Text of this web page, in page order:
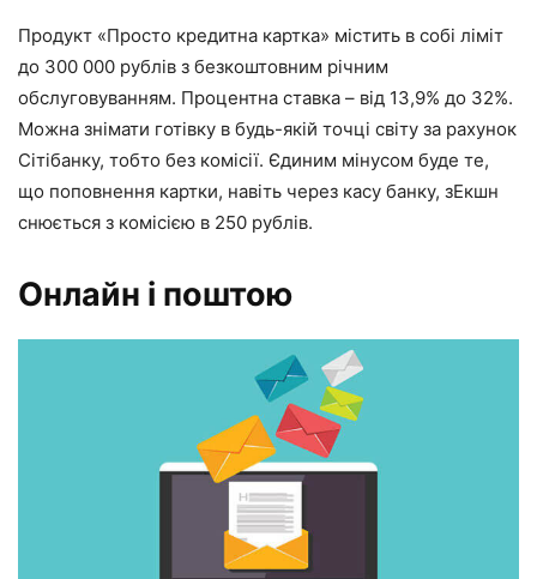
Продукт «Просто кредитна картка» містить в собі ліміт
до 300 000 рублів з безкоштовним річним
обслуговуванням. Процентна ставка – від 13,9% до 32%.
Можна знімати готівку в будь-якій точці світу за рахунок
Сітібанку, тобто без комісії. Єдиним мінусом буде те,
що поповнення картки, навіть через касу банку, зЕкшн
снюється з комісією в 250 рублів.
Онлайн і поштою